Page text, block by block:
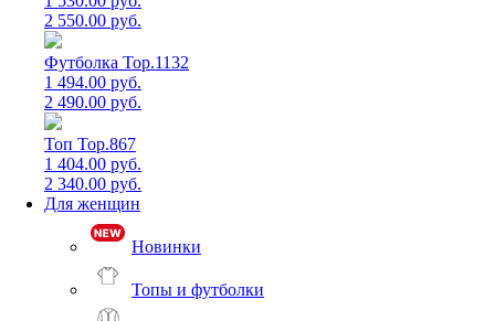
2 550.00 руб.
Футболка Top.1132
1 494.00 руб.
2 490.00 руб.
Топ Top.867
1 404.00 руб.
2 340.00 руб.
Для женщин
Новинки
Топы и футболки